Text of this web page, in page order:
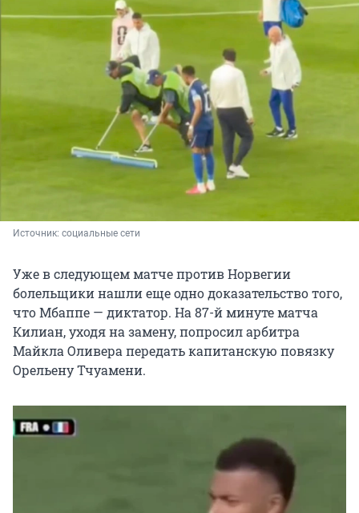
Источник: социальные сети
Уже в следующем матче против Норвегии
болельщики нашли еще одно доказательство того,
что Мбаппе — диктатор. На 87-й минуте матча
Килиан, уходя на замену, попросил арбитра
Майкла Оливера передать капитанскую повязку
Орельену Тчуамени.